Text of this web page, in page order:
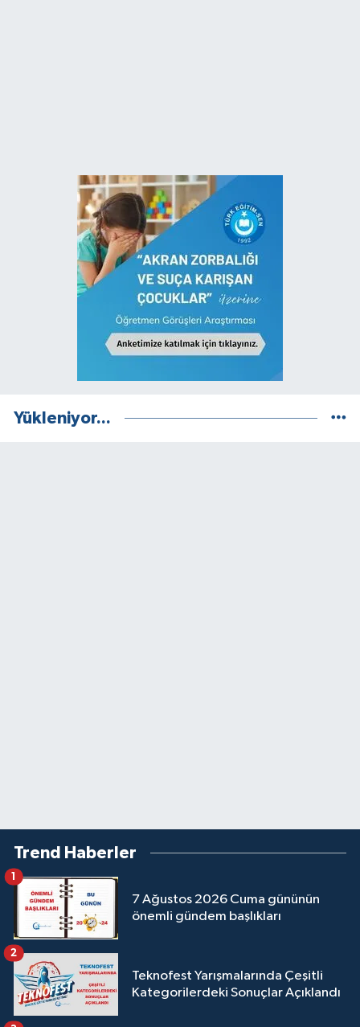
Yükleniyor...
Trend Haberler
7 Ağustos 2026 Cuma gününün
önemli gündem başlıkları
1
Teknofest Yarışmalarında Çeşitli
Kategorilerdeki Sonuçlar Açıklandı
2